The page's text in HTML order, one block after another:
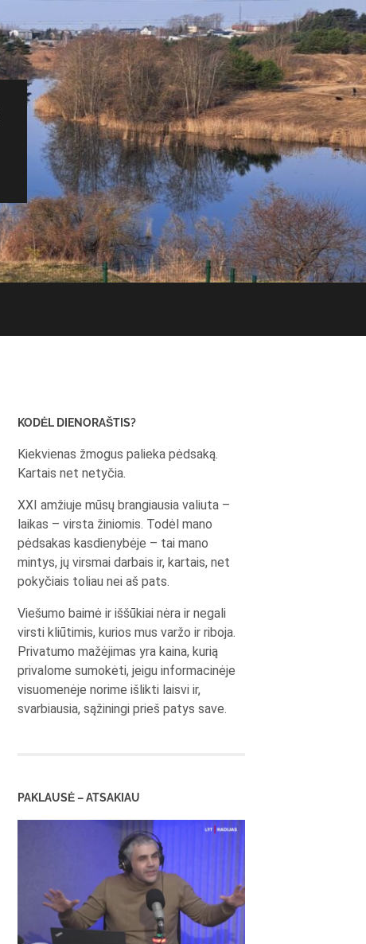
KODĖL DIENORAŠTIS?
Kiekvienas žmogus palieka pėdsaką.
Kartais net netyčia.
XXI amžiuje mūsų brangiausia valiuta –
laikas – virsta žiniomis. Todėl mano
pėdsakas kasdienybėje – tai mano
mintys, jų virsmai darbais ir, kartais, net
pokyčiais toliau nei aš pats.
Viešumo baimė ir iššūkiai nėra ir negali
virsti kliūtimis, kurios mus varžo ir riboja.
Privatumo mažėjimas yra kaina, kurią
privalome sumokėti, jeigu informacinėje
visuomenėje norime išlikti laisvi ir,
svarbiausia, sąžiningi prieš patys save.
PAKLAUSĖ – ATSAKIAU